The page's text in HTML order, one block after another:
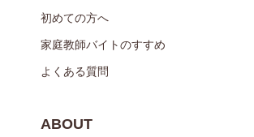
初めての方へ
家庭教師バイトのすすめ
よくある質問
ABOUT